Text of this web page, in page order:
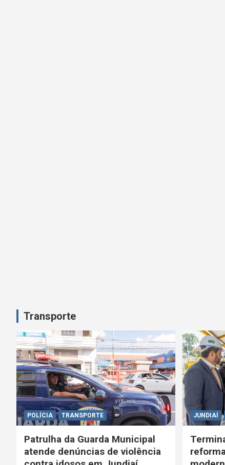
Transporte
POLÍCIA TRANSPORTE
Patrulha da Guarda Municipal
atende denúncias de violência
JUNDIAÍ